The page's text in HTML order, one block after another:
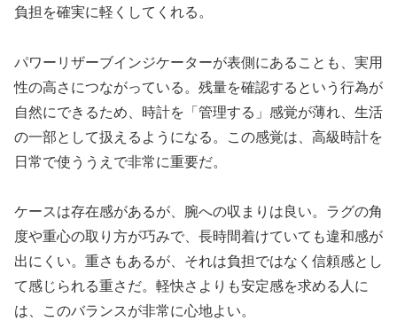
負担を確実に軽くしてくれる。
パワーリザーブインジケーターが表側にあることも、実用
性の高さにつながっている。残量を確認するという行為が
自然にできるため、時計を「管理する」感覚が薄れ、生活
の一部として扱えるようになる。この感覚は、高級時計を
日常で使ううえで非常に重要だ。
ケースは存在感があるが、腕への収まりは良い。ラグの角
度や重心の取り方が巧みで、長時間着けていても違和感が
出にくい。重さもあるが、それは負担ではなく信頼感とし
て感じられる重さだ。軽快さよりも安定感を求める人に
は、このバランスが非常に心地よい。